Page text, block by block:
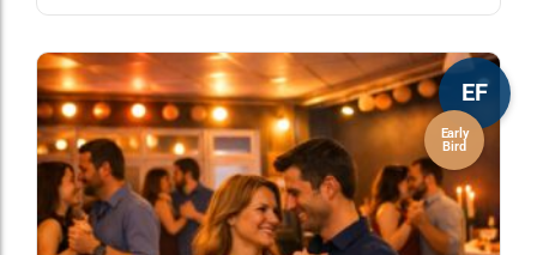
EF
Early
Bird